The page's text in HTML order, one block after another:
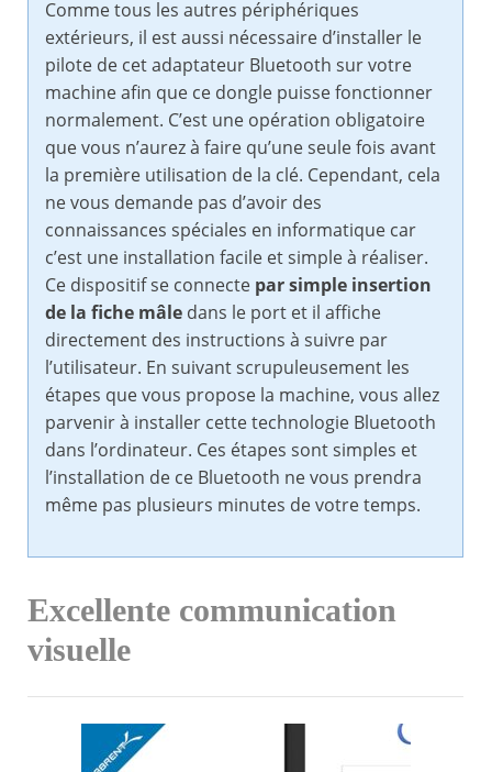
Comme tous les autres périphériques
extérieurs, il est aussi nécessaire d’installer le
pilote de cet adaptateur Bluetooth sur votre
machine afin que ce dongle puisse fonctionner
normalement. C’est une opération obligatoire
que vous n’aurez à faire qu’une seule fois avant
la première utilisation de la clé. Cependant, cela
ne vous demande pas d’avoir des
connaissances spéciales en informatique car
c’est une installation facile et simple à réaliser.
Ce dispositif se connecte par simple insertion
de la fiche mâle dans le port et il affiche
directement des instructions à suivre par
l’utilisateur. En suivant scrupuleusement les
étapes que vous propose la machine, vous allez
parvenir à installer cette technologie Bluetooth
dans l’ordinateur. Ces étapes sont simples et
l’installation de ce Bluetooth ne vous prendra
même pas plusieurs minutes de votre temps.
Excellente communication
visuelle